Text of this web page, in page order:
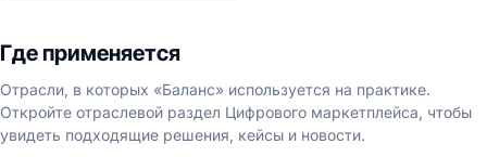
Где применяется
Отрасли, в которых «Баланс» используется на практике.
Откройте отраслевой раздел Цифрового маркетплейса, чтобы
увидеть подходящие решения, кейсы и новости.